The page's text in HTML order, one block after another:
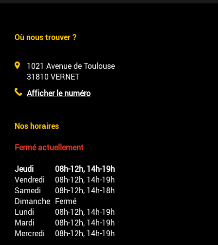
Où nous trouver ?
1021 Avenue de Toulouse
31810VERNET
Afficher le numéro
Nos horaires
Fermé actuellement
Jeudi
08h-12h, 14h-19h
Vendredi
08h-12h, 14h-19h
Samedi
08h-12h, 14h-18h
Dimanche Fermé
Lundi
08h-12h, 14h-19h
Mardi
08h-12h, 14h-19h
Mercredi
08h-12h, 14h-19h